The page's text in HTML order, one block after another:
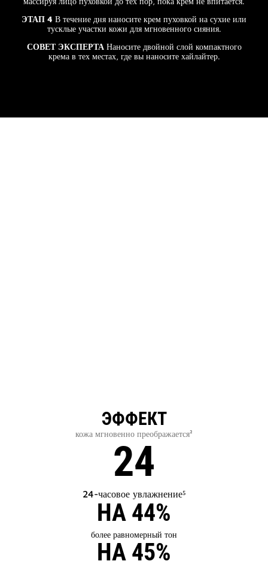
ЭТАП 4 В течение дня наносите крем пуховкой на сухие или
тусклые участки кожи для мгновенного сияния.
СОВЕТ ЭКСПЕРТА Наносите двойной слой компактного
крема в тех местах, где вы наносите хайлайтер.
ЭФФЕКТ
кожа мгновенно преображается²
24
24-часовое увлажнение⁵
НА 44%
более равномерный тон
НА 45%